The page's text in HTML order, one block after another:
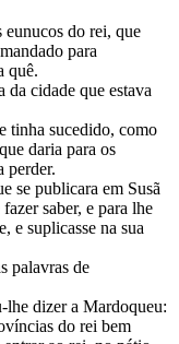
eunucos do rei, que
para
quê.
cidade que estava
tinha sucedido, como
daria para os
perder.
se publicara em Susã
saber, e para lhe
e suplicasse na sua
palavras de
lhe dizer a Mardoqueu:
do rei bem